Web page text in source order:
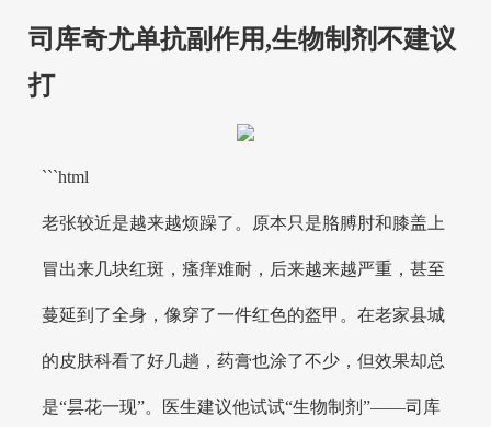
司库奇尤单抗副作用,生物制剂不建议
打
```html
老张较近是越来越烦躁了。原本只是胳膊肘和膝盖上
冒出来几块红斑，瘙痒难耐，后来越来越严重，甚至
蔓延到了全身，像穿了一件红色的盔甲。在老家县城
的皮肤科看了好几趟，药膏也涂了不少，但效果却总
是“昙花一现”。医生建议他试试“生物制剂”——司库